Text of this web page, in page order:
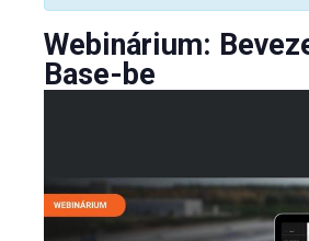
Webinárium:
Base-be